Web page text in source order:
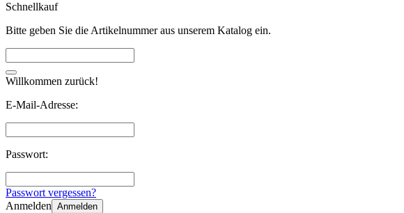
Schnellkauf
Bitte geben Sie die Artikelnummer aus unserem Katalog ein.
Willkommen zurück!
E-Mail-Adresse:
Passwort:
Passwort vergessen?
Anmelden Anmelden